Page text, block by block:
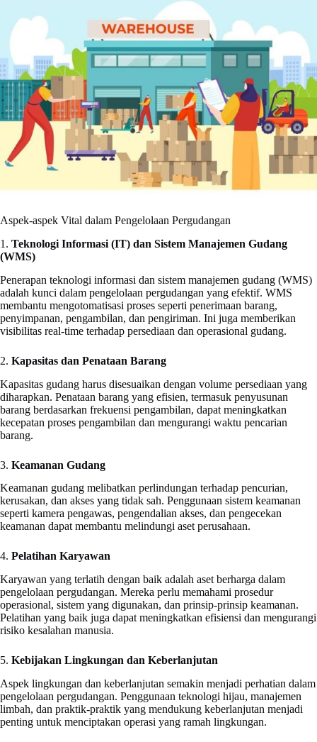
Aspek-aspek Vital dalam Pengelolaan Pergudangan
1. Teknologi Informasi (IT) dan Sistem Manajemen Gudang
(WMS)
Penerapan teknologi informasi dan sistem manajemen gudang (WMS)
adalah kunci dalam pengelolaan pergudangan yang efektif. WMS
membantu mengotomatisasi proses seperti penerimaan barang,
penyimpanan, pengambilan, dan pengiriman. Ini juga memberikan
visibilitas real-time terhadap persediaan dan operasional gudang.
2. Kapasitas dan Penataan Barang
Kapasitas gudang harus disesuaikan dengan volume persediaan yang
diharapkan. Penataan barang yang efisien, termasuk penyusunan
barang berdasarkan frekuensi pengambilan, dapat meningkatkan
kecepatan proses pengambilan dan mengurangi waktu pencarian
barang.
3. Keamanan Gudang
Keamanan gudang melibatkan perlindungan terhadap pencurian,
kerusakan, dan akses yang tidak sah. Penggunaan sistem keamanan
seperti kamera pengawas, pengendalian akses, dan pengecekan
keamanan dapat membantu melindungi aset perusahaan.
4. Pelatihan Karyawan
Karyawan yang terlatih dengan baik adalah aset berharga dalam
pengelolaan pergudangan. Mereka perlu memahami prosedur
operasional, sistem yang digunakan, dan prinsip-prinsip keamanan.
Pelatihan yang baik juga dapat meningkatkan efisiensi dan mengurangi
risiko kesalahan manusia.
5. Kebijakan Lingkungan dan Keberlanjutan
Aspek lingkungan dan keberlanjutan semakin menjadi perhatian dalam
pengelolaan pergudangan. Penggunaan teknologi hijau, manajemen
limbah, dan praktik-praktik yang mendukung keberlanjutan menjadi
penting untuk menciptakan operasi yang ramah lingkungan.